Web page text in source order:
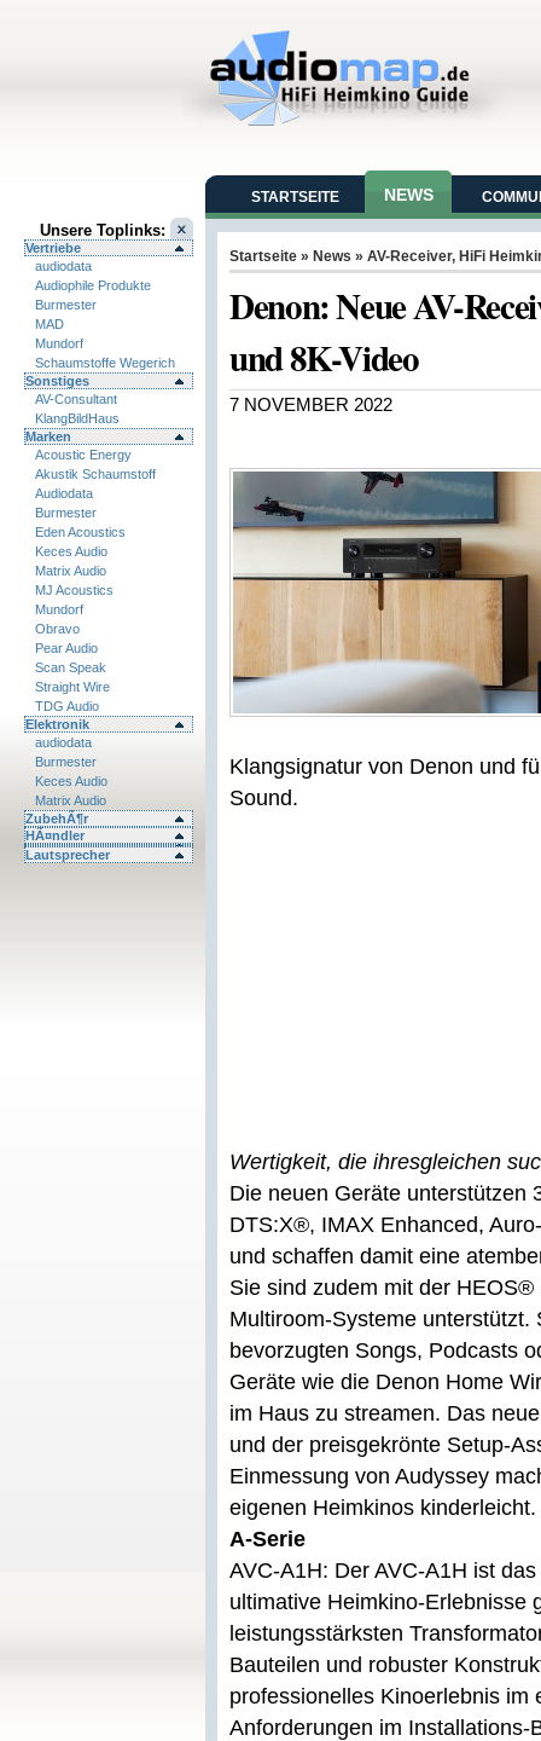
Unsere Toplinks:
Vertriebe
audiodata
Audiophile Produkte
Burmester
MAD
Mundorf
Schaumstoffe Wegerich
Sonstiges
AV-Consultant
KlangBildHaus
Marken
Acoustic Energy
Akustik Schaumstoff
Audiodata
Burmester
Eden Acoustics
Keces Audio
Matrix Audio
MJ Acoustics
Mundorf
Obravo
Pear Audio
Scan Speak
Straight Wire
TDG Audio
Elektronik
audiodata
Burmester
Keces Audio
Matrix Audio
ZubehÃ¶r
HÃ¤ndler
Lautsprecher
STARTSEITE NEWS
Startseite » News » AV-Receiver, HiFi
Denon: Neue AV-
und 8K-Video
7 NOVEMBER 2022
Klangsignatur von Denon und
Sound.
Wertigkeit, die ihresgleichen
Die neuen Geräte unterstützen
DTS:X®, IMAX Enhanced,
und schaffen damit eine
Sie sind zudem mit der
Multiroom-Systeme
bevorzugten Songs, Podcasts
Geräte wie die Denon Home
im Haus zu streamen. Das
und der preisgekrönte Setup-
Einmessung von Audyssey
eigenen Heimkinos kinderleicht.
A-Serie
AVC-A1H: Der AVC-A1H ist
ultimative Heimkino-Erlebnisse
leistungsstärksten
Bauteilen und robuster
professionelles Kinoerlebnis im
Anforderungen im